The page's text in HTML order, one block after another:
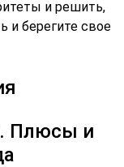
и решить,
и берегите свое
Плюсы и